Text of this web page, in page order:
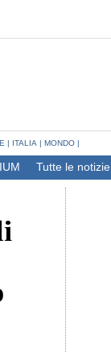
| ITALIA | MONDO |
Tutte le notizie